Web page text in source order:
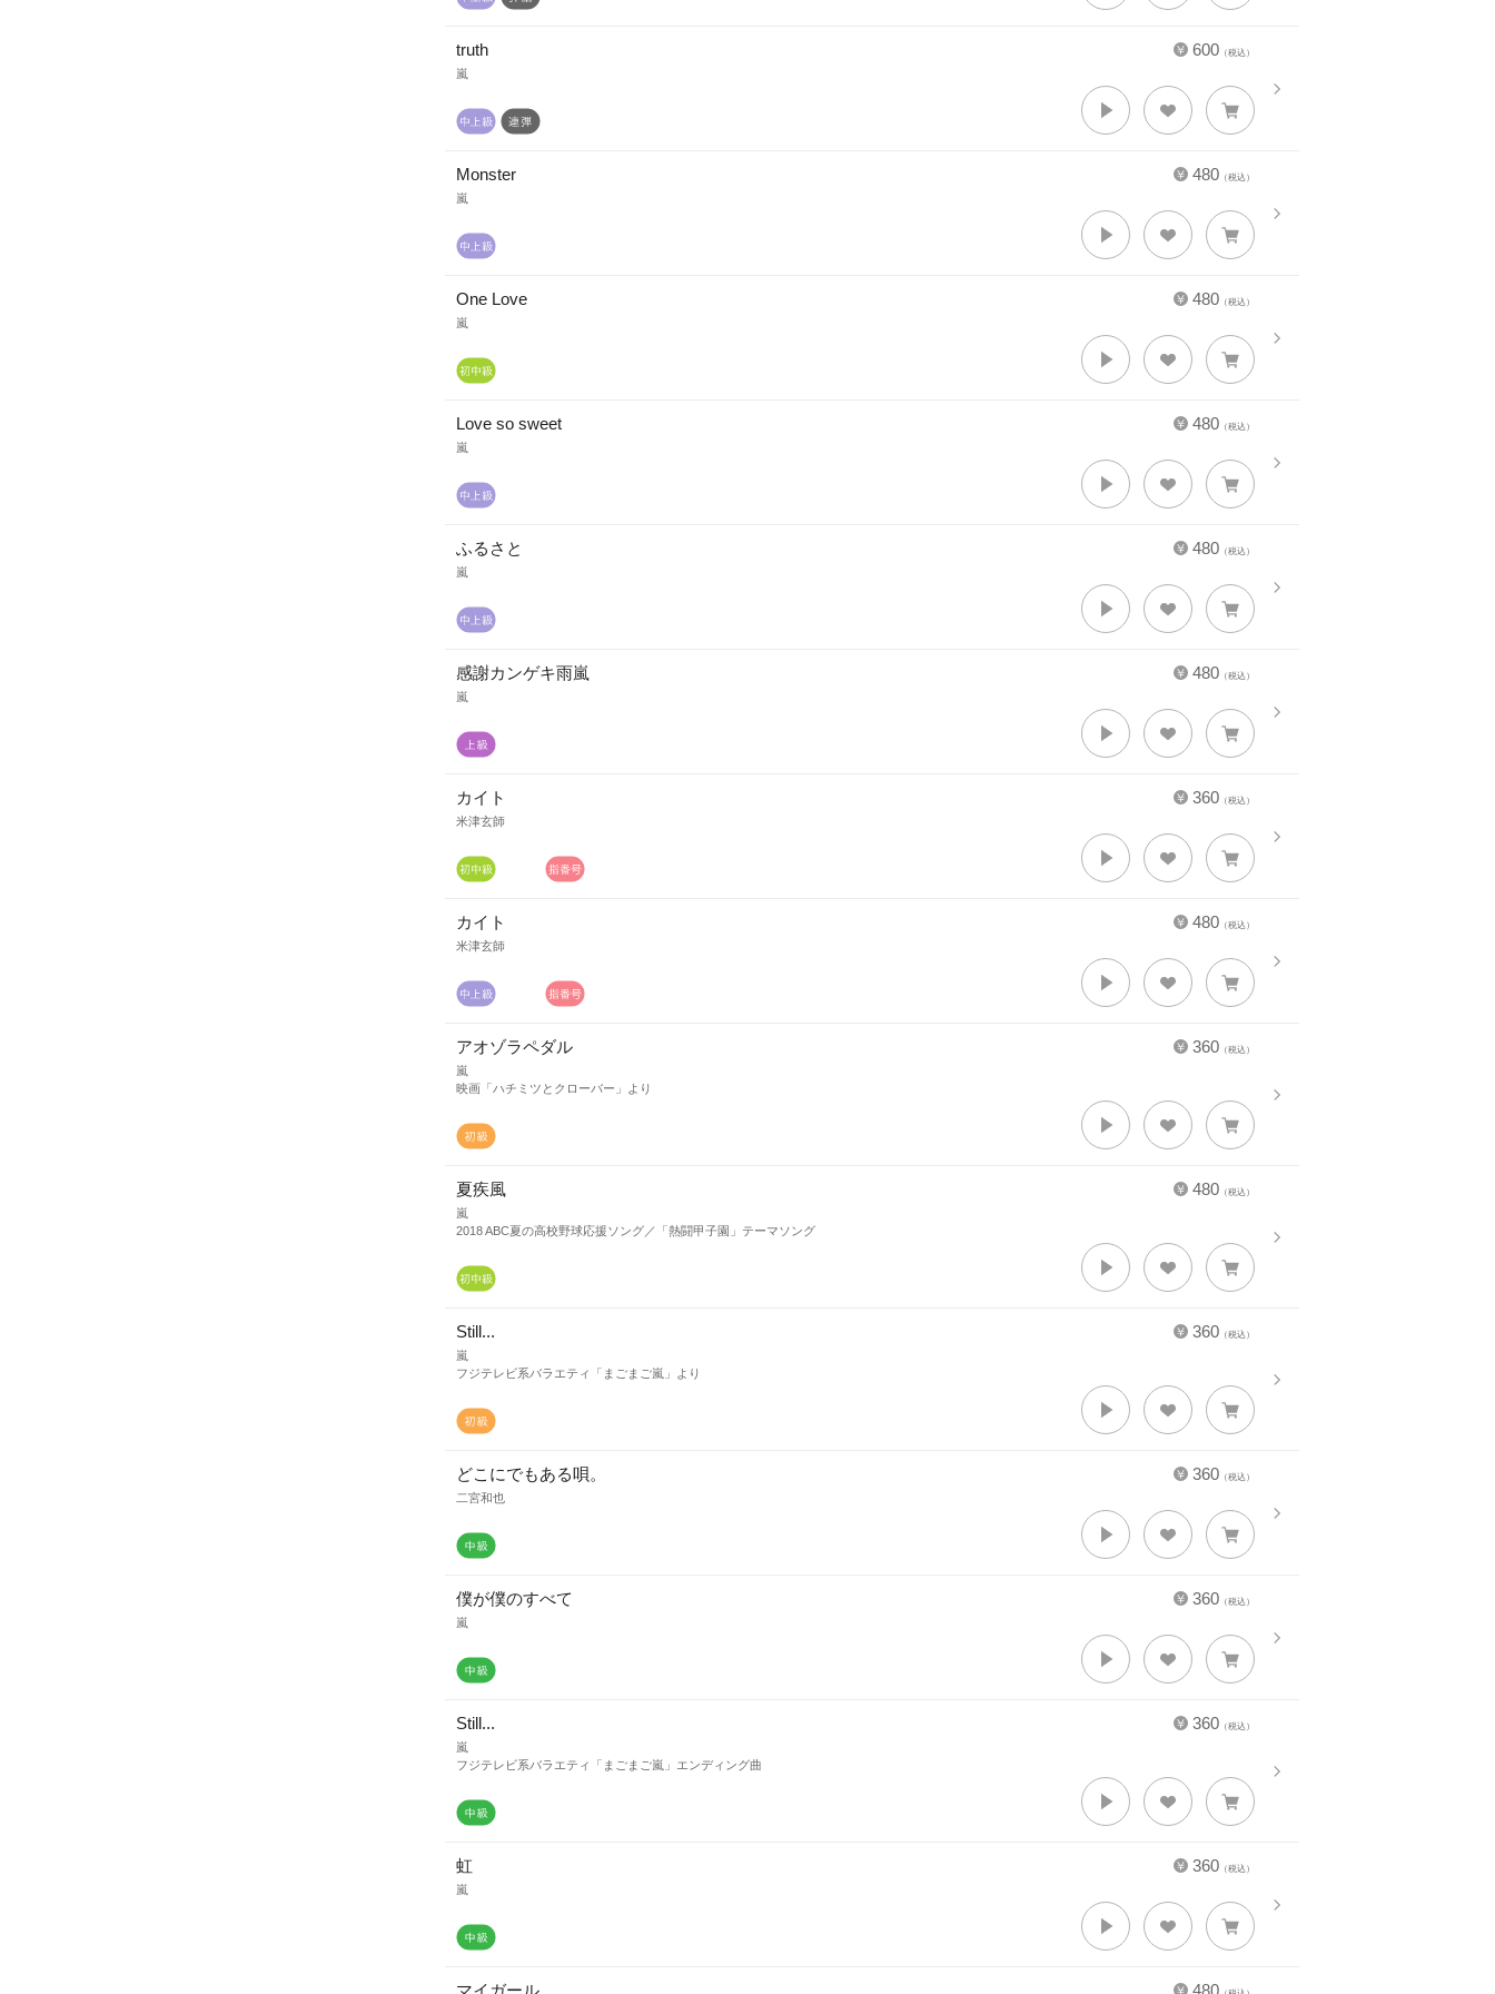
600 （税込）
truth
嵐
480 （税込）
Monster
嵐
480 （税込）
One Love
嵐
480 （税込）
Love so sweet
嵐
480 （税込）
ふるさと
嵐
480 （税込）
感謝カンゲキ雨嵐
嵐
360 （税込）
カイト
米津玄師
480 （税込）
カイト
米津玄師
360 （税込）
アオゾラペダル
嵐
映画「ハチミツとクローバー」より
480 （税込）
夏疾風
嵐
2018 ABC夏の高校野球応援ソング／「熱闘甲子園」テーマソング
360 （税込）
Still...
嵐
フジテレビ系バラエティ「まごまご嵐」より
360 （税込）
どこにでもある唄。
二宮和也
360 （税込）
僕が僕のすべて
嵐
360 （税込）
Still...
嵐
フジテレビ系バラエティ「まごまご嵐」エンディング曲
360 （税込）
虹
嵐
480
マイガール